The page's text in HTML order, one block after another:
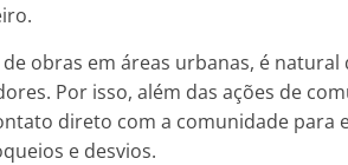
obras em áreas urbanas, é natural
Por isso, além das ações de
direto com a comunidade para
e desvios.